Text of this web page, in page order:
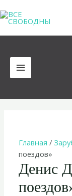
к
содержимому
MAIN
MENU
Главная /
поездов»
Денис